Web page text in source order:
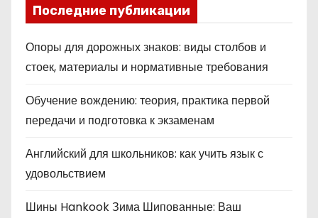
Последние публикации
Опоры для дорожных знаков: виды столбов и
стоек, материалы и нормативные требования
Обучение вождению: теория, практика первой
передачи и подготовка к экзаменам
Английский для школьников: как учить язык с
удовольствием
Шины Hankook Зима Шипованные: Ваш